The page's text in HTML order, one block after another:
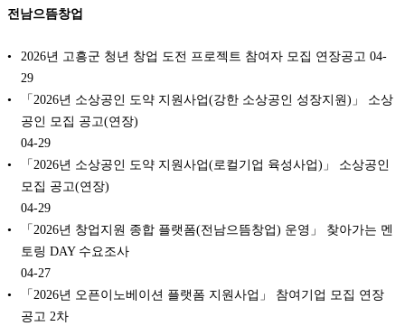
전남으뜸창업
2026년 고흥군 청년 창업 도전 프로젝트 참여자 모집 연장공고 04-
29
「2026년 소상공인 도약 지원사업(강한 소상공인 성장지원)」 소상
공인 모집 공고(연장)
04-29
「2026년 소상공인 도약 지원사업(로컬기업 육성사업)」 소상공인
모집 공고(연장)
04-29
「2026년 창업지원 종합 플랫폼(전남으뜸창업) 운영」 찾아가는 멘
토링 DAY 수요조사
04-27
「2026년 오픈이노베이션 플랫폼 지원사업」 참여기업 모집 연장
공고 2차